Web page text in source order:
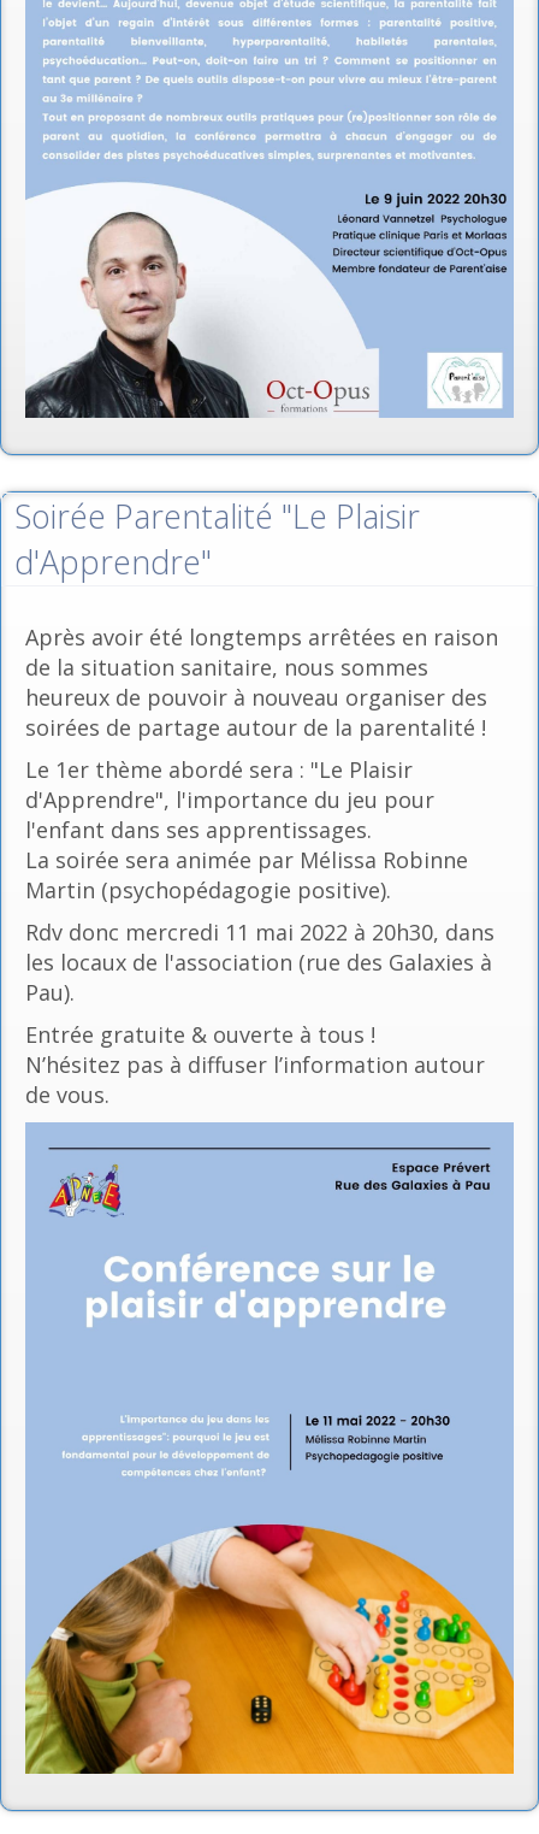
Soirée Parentalité "Le Plaisir
d'Apprendre"
Après avoir été longtemps arrêtées en raison
de la situation sanitaire, nous sommes
heureux de pouvoir à nouveau organiser des
soirées de partage autour de la parentalité !
Le 1er thème abordé sera : "Le Plaisir
d'Apprendre", l'importance du jeu pour
l'enfant dans ses apprentissages.
La soirée sera animée par Mélissa Robinne
Martin (psychopédagogie positive).
Rdv donc mercredi 11 mai 2022 à 20h30, dans
les locaux de l'association (rue des Galaxies à
Pau).
Entrée gratuite & ouverte à tous !
N’hésitez pas à diffuser l’information autour
de vous.